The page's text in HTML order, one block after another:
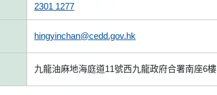
2301 1277
hingyinchan@cedd.gov.hk
九龍油麻地海庭道11號西九龍政府合署南座6樓